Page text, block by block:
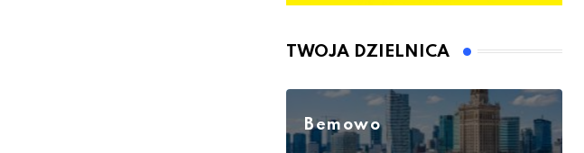
TWOJA DZIELNICA
Bemowo